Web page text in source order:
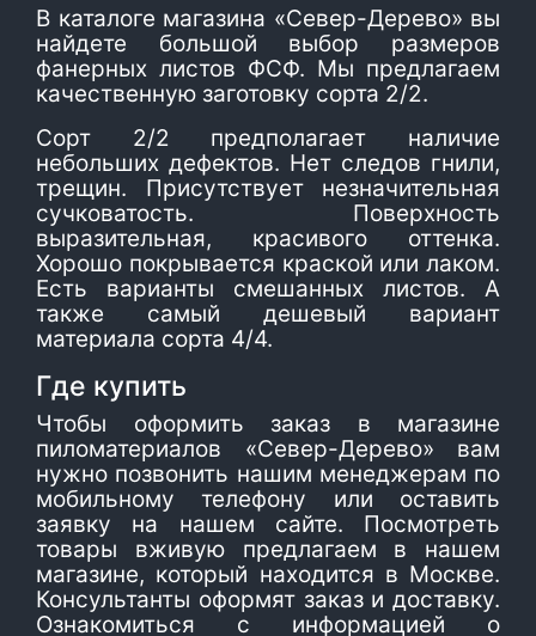
В каталоге магазина «Север-Дерево» вы
найдете большой выбор размеров
фанерных листов ФСФ. Мы предлагаем
качественную заготовку сорта 2/2.
Сорт 2/2 предполагает наличие
небольших дефектов. Нет следов гнили,
трещин. Присутствует незначительная
сучковатость. Поверхность
выразительная, красивого оттенка.
Хорошо покрывается краской или лаком.
Есть варианты смешанных листов. А
также самый дешевый вариант
материала сорта 4/4.
Где купить
Чтобы оформить заказ в магазине
пиломатериалов «Север-Дерево» вам
нужно позвонить нашим менеджерам по
мобильному телефону или оставить
заявку на нашем сайте. Посмотреть
товары вживую предлагаем в нашем
магазине, который находится в Москве.
Консультанты оформят заказ и доставку.
Ознакомиться с информацией о